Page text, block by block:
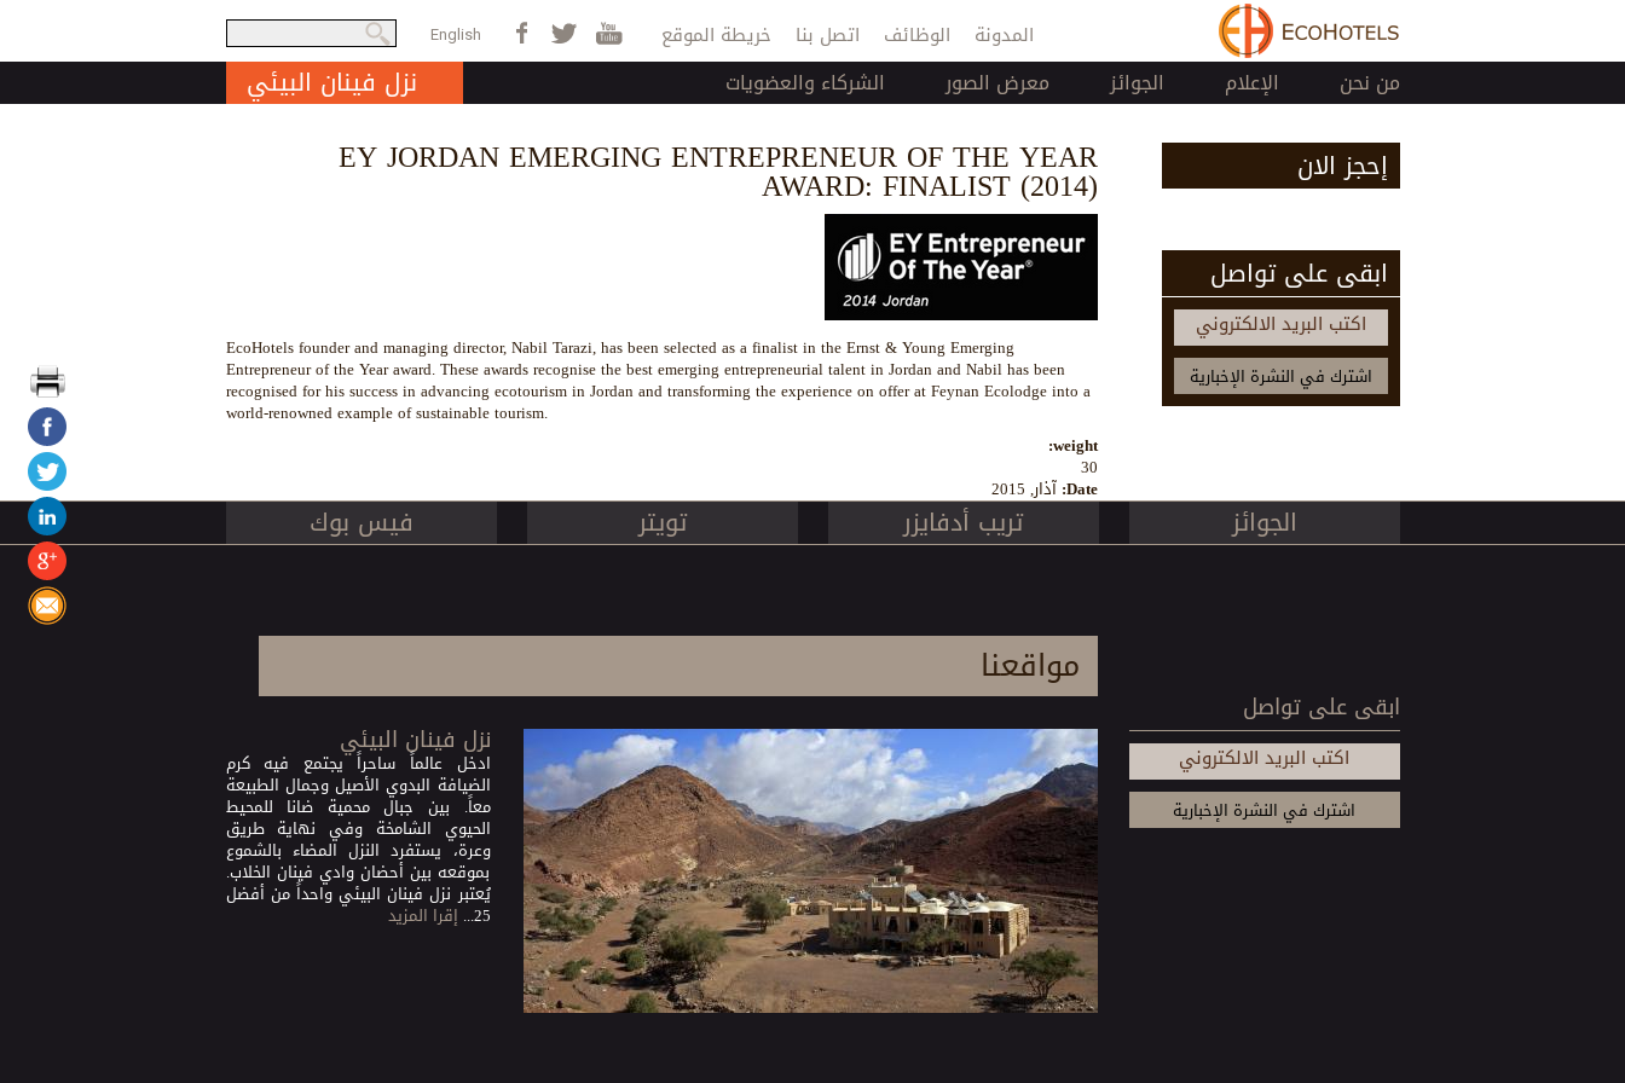
Search form
بحث English المدونة الوظائف اتصل بنا خريطة الموقع
من نحن الإعلام الجوائز معرض الصور الشركاء والعضويات نزل فينان البيئي
EY JORDAN EMERGING ENTREPRENEUR OF THE YEAR
AWARD: FINALIST (2014)
EcoHotels founder and managing director, Nabil Tarazi, has been selected as a finalist in the Ernst & Young Emerging
Entrepreneur of the Year award. These awards recognise the best emerging entrepreneurial talent in Jordan and Nabil has been
recognised for his success in advancing ecotourism in Jordan and transforming the experience on offer at Feynan Ecolodge into a
world-renowned example of sustainable tourism.
weight:
30
Date: آذار, 2015
إحجز الان
ابقى على تواصل
اكتب البريد الالكتروني
فيس بوك تويتر تريب أدفايزر الجوائز
مواقعنا
نزل فينان البيئي
ادخل عالماً ساحراً يجتمع فيه كرم
الضيافة البدوي الأصيل وجمال الطبيعة
معاً. بين جبال محمية ضانا للمحيط
الحيوي الشامخة وفي نهاية طريق
وعرة، يستفرد النزل المضاء بالشموع
بموقعه بين أحضان وادي فينان الخلاب.
يُعتبر نزل فينان البيئي واحداً من أفضل
25... إقرا المزيد
ابقى على تواصل
اكتب البريد الالكتروني